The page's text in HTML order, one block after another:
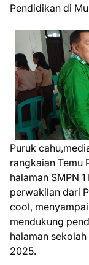
Pendidikan di
Puruk
rangkaian Temu
halaman SMPN
perwakilan dari
cool,
mendukung
halaman
2025.